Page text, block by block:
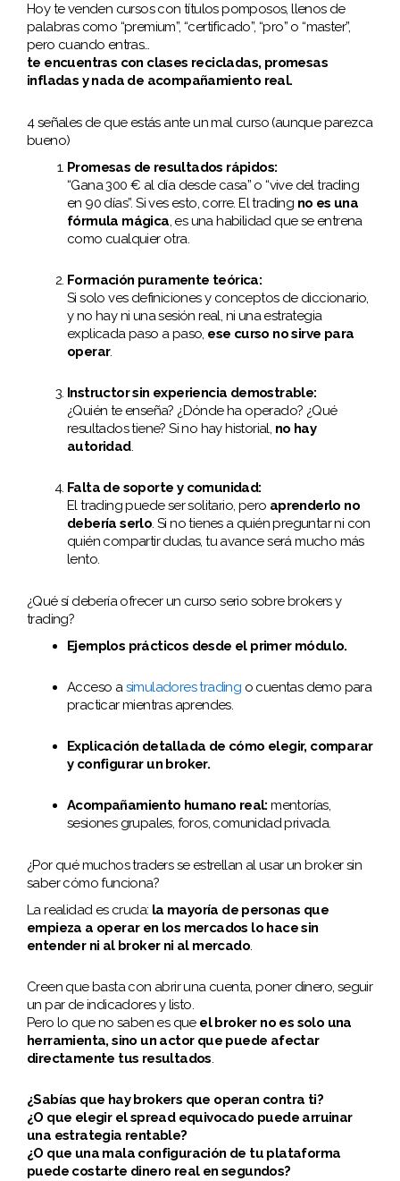
Hoy te venden cursos con títulos pomposos, llenos de
palabras como “premium”, “certificado”, “pro” o “master”,
pero cuando entras…
te encuentras con clases recicladas, promesas
infladas y nada de acompañamiento real.
4 señales de que estás ante un mal curso (aunque parezca
bueno)
Promesas de resultados rápidos:
“Gana 300 € al día desde casa” o “vive del trading
en 90 días”. Si ves esto, corre. El trading no es una
fórmula mágica , es una habilidad que se entrena
como cualquier otra.
Formación puramente teórica:
Si solo ves definiciones y conceptos de diccionario,
y no hay ni una sesión real, ni una estrategia
explicada paso a paso, ese curso no sirve para
operar.
Instructor sin experiencia demostrable:
¿Quién te enseña? ¿Dónde ha operado? ¿Qué
resultados tiene? Si no hay historial, no hay
autoridad.
Falta de soporte y comunidad:
El trading puede ser solitario, pero aprenderlo no
debería serlo. Si no tienes a quién preguntar ni con
quién compartir dudas, tu avance será mucho más
lento.
¿Qué sí debería ofrecer un curso serio sobre brokers y
trading?
Ejemplos prácticos desde el primer módulo.
Acceso asimuladores trading o cuentas demo para
practicar mientras aprendes.
Explicación detallada de cómo elegir, comparar
y configurar un broker.
Acompañamiento humano real: mentorías,
sesiones grupales, foros, comunidad privada.
¿Por qué muchos traders se estrellan al usar un broker sin
saber cómo funciona?
La realidad es cruda: la mayoría de personas que
empieza a operar en los mercados lo hace sin
entender ni al broker ni al mercado
Creen que basta con abrir una cuenta, poner dinero, seguir
un par de indicadores y listo.
Pero lo que no saben es que el broker no es solo una
herramienta, sino un actor que puede afectar
directamente tus resultados.
¿Sabías que hay brokers que operan contra ti?
¿O que elegir el spread equivocado puede arruinar
una estrategia rentable?
¿O que una mala configuración de tu plataforma
puede costarte dinero real en segundos?